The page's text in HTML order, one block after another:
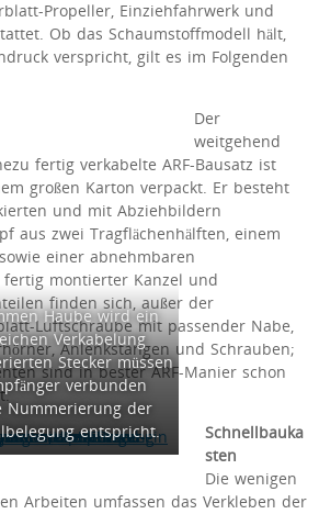
Propeller, Einziehfahrwerk und
Ob das Schaumstoffmodell hält,
verspricht, gilt es im Folgenden
Der
weitgehend
fertig verkabelte ARF-Bausatz ist
großen Karton verpackt. Er besteht
und mit Abziehbildern
aus zwei Tragflächenhälften, einem
einer abnehmbaren
montierter Kanzel und
finden sich, außer der
Luftschraube mit passender Nabe,
Anlenkstangen und Schrauben;
sind in bester ARF-Manier schon
Haube wird ein
Verkabelung
Stecker müssen
verbunden
Nummerierung der
entspricht.
Schnellbauka
sten
Die wenigen
Arbeiten umfassen das Verkleben der